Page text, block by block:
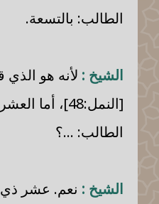
الطالب: بالتسعة.
الشيخ : لأنه هو الذي
[النمل:48]، أما العشرة، فإن الغالب أنها خير، نعم.
الطالب: ...؟
الشيخ : نعم. عشر ذي